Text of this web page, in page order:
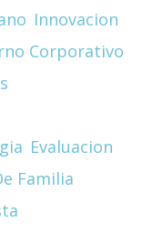
Innovacion
Corporativo
Evaluacion
Familia